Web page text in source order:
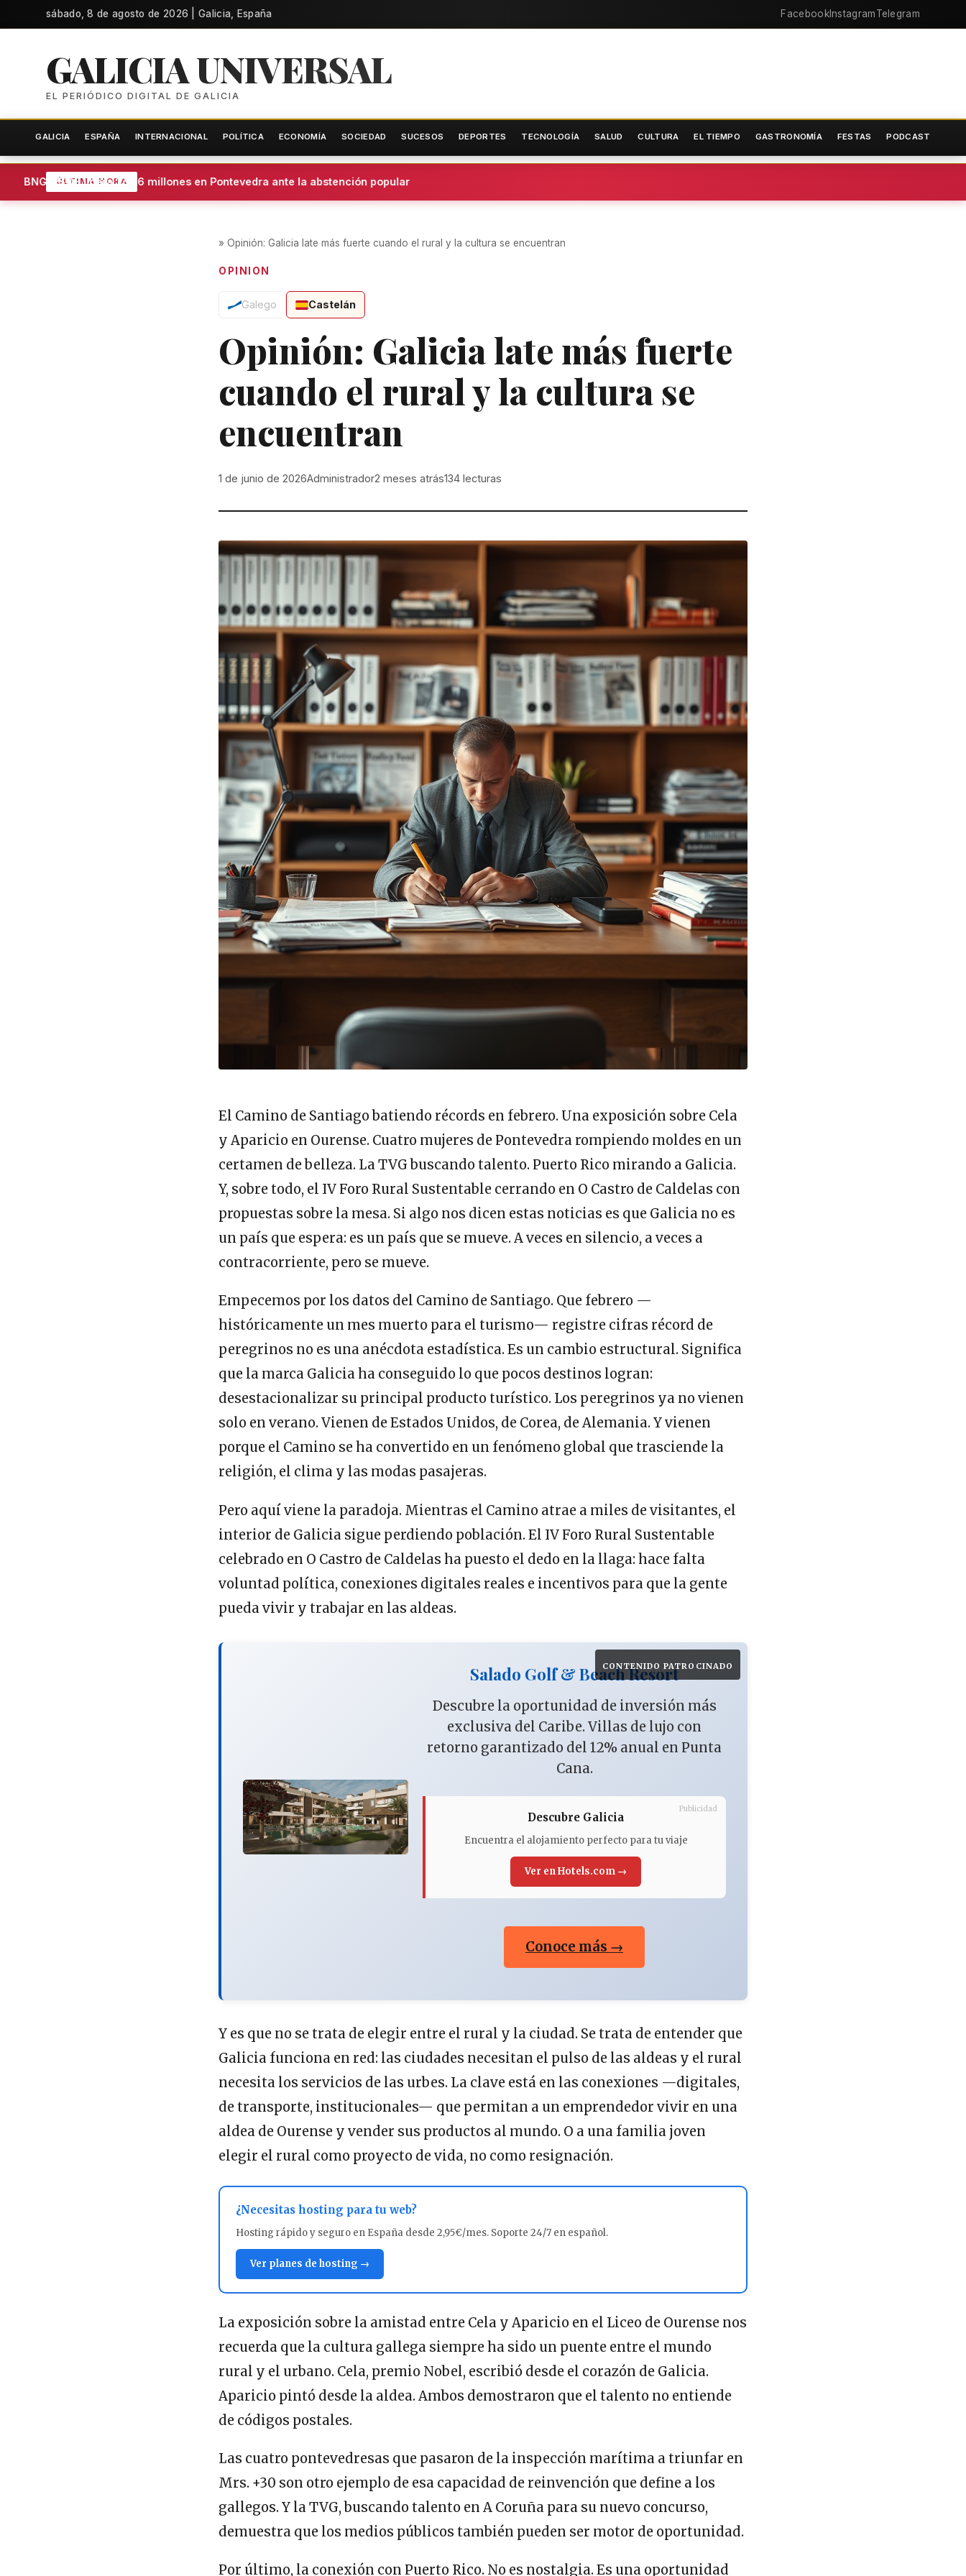
sábado, 8 de agosto de 2026 | Galicia, España FacebookInstagramTelegram
GALICIA UNIVERSAL
EL PERIÓDICO DIGITAL DE GALICIA
GALICIA ESPAÑA INTERNACIONAL POLÍTICA ECONOMÍA SOCIEDAD SUCESOS DEPORTES TECNOLOGÍA SALUD CULTURA EL TIEMPO GASTRONOMÍA FESTAS PODCAST
ÚLTIMA HORA
BNG-PSOE libera 12,66 millones en Pontevedra ante la abstención popular
» Opinión: Galicia late más fuerte cuando el rural y la cultura se encuentran
OPINION
Galego Castelán
Opinión: Galicia late más fuerte
cuando el rural y la cultura se
encuentran
1 de junio de 2026Administrador2 meses atrás134 lecturas
El Camino de Santiago batiendo récords en febrero. Una exposición sobre Cela
y Aparicio en Ourense. Cuatro mujeres de Pontevedra rompiendo moldes en un
certamen de belleza. La TVG buscando talento. Puerto Rico mirando a Galicia.
Y, sobre todo, el IV Foro Rural Sustentable cerrando en O Castro de Caldelas con
propuestas sobre la mesa. Si algo nos dicen estas noticias es que Galicia no es
un país que espera: es un país que se mueve. A veces en silencio, a veces a
contracorriente, pero se mueve.
Empecemos por los datos del Camino de Santiago. Que febrero —
históricamente un mes muerto para el turismo— registre cifras récord de
peregrinos no es una anécdota estadística. Es un cambio estructural. Significa
que la marca Galicia ha conseguido lo que pocos destinos logran:
desestacionalizar su principal producto turístico. Los peregrinos ya no vienen
solo en verano. Vienen de Estados Unidos, de Corea, de Alemania. Y vienen
porque el Camino se ha convertido en un fenómeno global que trasciende la
religión, el clima y las modas pasajeras.
Pero aquí viene la paradoja. Mientras el Camino atrae a miles de visitantes, el
interior de Galicia sigue perdiendo población. El IV Foro Rural Sustentable
celebrado en O Castro de Caldelas ha puesto el dedo en la llaga: hace falta
voluntad política, conexiones digitales reales e incentivos para que la gente
pueda vivir y trabajar en las aldeas.
CONTENIDO PATROCINADO
Salado Golf & Beach Resort
Descubre la oportunidad de inversión más
exclusiva del Caribe. Villas de lujo con
retorno garantizado del 12% anual en Punta
Cana.
Descubre Galicia
Encuentra el alojamiento perfecto para tu viaje
Ver en Hotels.com →
Publicidad
Conoce más →
Y es que no se trata de elegir entre el rural y la ciudad. Se trata de entender que
Galicia funciona en red: las ciudades necesitan el pulso de las aldeas y el rural
necesita los servicios de las urbes. La clave está en las conexiones —digitales,
de transporte, institucionales— que permitan a un emprendedor vivir en una
aldea de Ourense y vender sus productos al mundo. O a una familia joven
elegir el rural como proyecto de vida, no como resignación.
¿Necesitas hosting para tu web?
Hosting rápido y seguro en España desde 2,95€/mes. Soporte 24/7 en español.
Ver planes de hosting →
La exposición sobre la amistad entre Cela y Aparicio en el Liceo de Ourense nos
recuerda que la cultura gallega siempre ha sido un puente entre el mundo
rural y el urbano. Cela, premio Nobel, escribió desde el corazón de Galicia.
Aparicio pintó desde la aldea. Ambos demostraron que el talento no entiende
de códigos postales.
Las cuatro pontevedresas que pasaron de la inspección marítima a triunfar en
Mrs. +30 son otro ejemplo de esa capacidad de reinvención que define a los
gallegos. Y la TVG, buscando talento en A Coruña para su nuevo concurso,
demuestra que los medios públicos también pueden ser motor de oportunidad.
Por último, la conexión con Puerto Rico. No es nostalgia. Es una oportunidad